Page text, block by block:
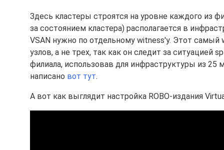
Здесь кластеры строятся на уровне каждого из
за состоянием кластера) располагается в
VSAN нужно по отдельному witness'у. Этот самый
узлов, а не трех, так как он следит за ситуацией
филиала, использовав для инфраструктуры из 25
написано вот тут.
А вот как выглядит настройка ROBO-издания